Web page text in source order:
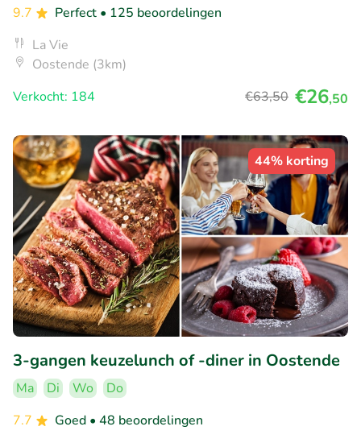
9.7
Perfect • 125 beoordelingen
La Vie
Oostende (3km)
Verkocht: 184
€63,50 €26,50
44% korting
3-gangen keuzelunch of -diner in Oostende
Ma Di Wo
Do
7.7
Goed • 48 beoordelingen